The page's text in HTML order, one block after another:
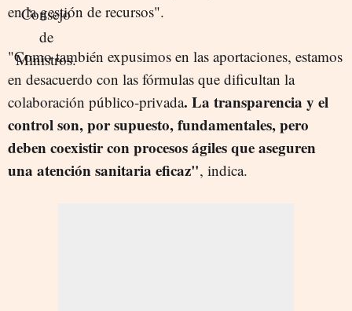
en la gestión de recursos".
"Como también expusimos en las aportaciones, estamos
en desacuerdo con las fórmulas que dificultan la
colaboración público-privada. La transparencia y el
control son, por supuesto, fundamentales, pero
deben coexistir con procesos ágiles que aseguren
una atención sanitaria eficaz", indica.